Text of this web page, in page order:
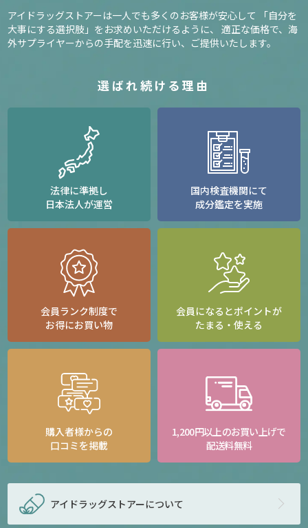
アイドラッグストアーは一人でも多くのお客様が安心して
「自分を
大事にする選択肢」をお求めいただけるように、
適正な価格で、海
外サプライヤーからの手配を迅速に行い、ご提供いたします。
選ばれ続ける理由
法律に準拠し
日本法人が運営
国内検査機関にて
成分鑑定を実施
会員ランク制度で
お得にお買い物
会員になるとポイントが
たまる・使える
購入者様からの
口コミを掲載
1,200円以上のお買い上げで
配送料無料
アイドラッグストアーについて